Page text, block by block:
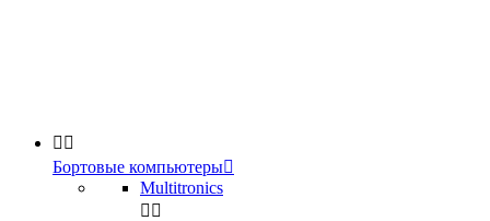
 
Бортовые компьютеры
Multitronics
 